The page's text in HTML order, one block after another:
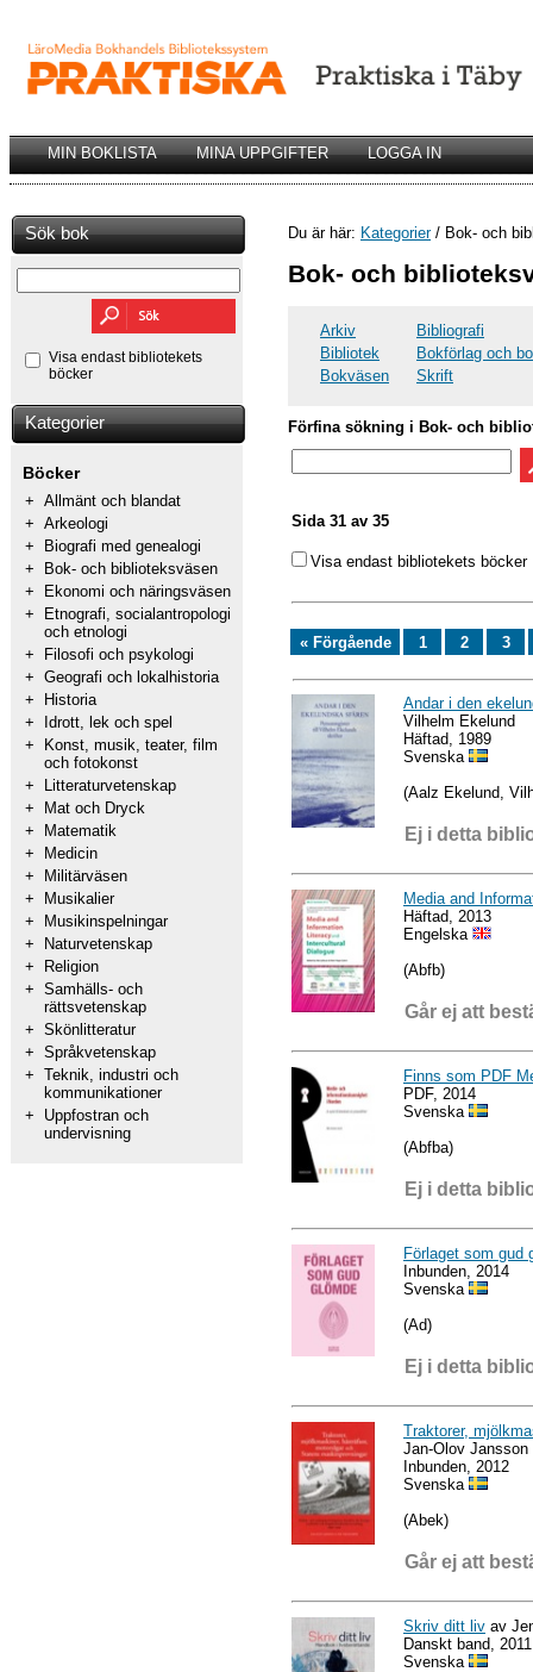
MIN BOKLISTA MINA UPPGIFTER LOGGA IN
Sök bok
Visa endast bibliotekets
böcker
Kategorier
Böcker
+ Allmänt och blandat
+ Arkeologi
+
Biografi med genealogi
+
Bok- och biblioteksväsen
+
Ekonomi och näringsväsen
+
Etnografi, socialantropologi
och etnologi
+
Filosofi och psykologi
+ Geografi och lokalhistoria
+
Historia
+
Idrott, lek och spel
+
Konst, musik, teater, film
och fotokonst
+
Litteraturvetenskap
+
Mat och Dryck
+
Matematik
+
Medicin
+
Militärväsen
+
Musikalier
+
Musikinspelningar
+
Naturvetenskap
+
Religion
+ Samhälls- och
rättsvetenskap
+ Skönlitteratur
+ Språkvetenskap
+ Teknik, industri och
kommunikationer
+
Uppfostran och
undervisning
Du är här: Kategorier/ Bok- och
Bok- och
Arkiv
Bibliografi
Bibliotek
Bokförlag och
Bokväsen
Skrift
Förfina sökning i Bok- och
Sida 31 av 35
Visa endast bibliotekets böcker
« Förgående 1 2 3
Andar i den
Vilhelm Ekelund
Häftad, 1989
Svenska
(Aalz Ekelund,
Ej i detta
Media and
Häftad, 2013
Engelska
(Abfb)
Går ej att
Finns som PDF
PDF, 2014
Svenska
(Abfba)
Ej i detta
Förlaget som gud
Inbunden, 2014
Svenska
(Ad)
Ej i detta
Traktorer,
Jan-Olov Jansson
Inbunden, 2012
Svenska
(Abek)
Går ej att
Skriv ditt liv av
Danskt band, 2011
Svenska